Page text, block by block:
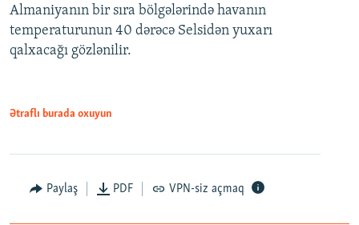
Almaniyanın bir sıra bölgələrində havanın
temperaturunun 40 dərəcə Selsidən yuxarı
qalxacağı gözlənilir.
Ətraflı burada oxuyun
Paylaş PDF VPN-siz açmaq